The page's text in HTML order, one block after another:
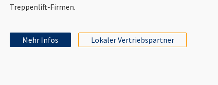
Treppenlift-Firmen.
Mehr Infos Lokaler Vertriebspartner